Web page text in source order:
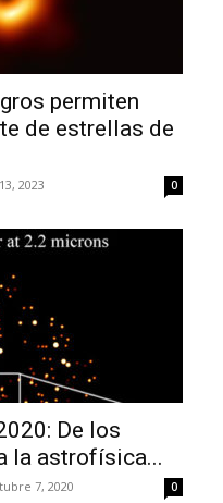
permiten
de estrellas de
2023 0
De los
la astrofísica...
7, 2020 0